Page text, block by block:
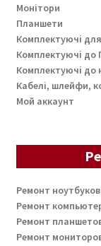
Монітори
Планшети
Комплектуючі
Комплектуючі до
Комплектуючі до
Кабелі, шлейфи,
Мой аккаунт
Ремонт ноутбуков
Ремонт
Ремонт
Ремонт